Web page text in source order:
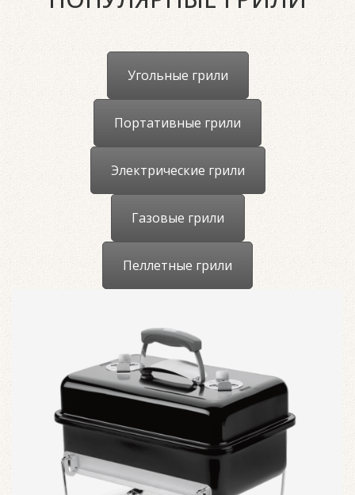
Угольные грили
Портативные грили
Электрические грили
Газовые грили
Пеллетные грили